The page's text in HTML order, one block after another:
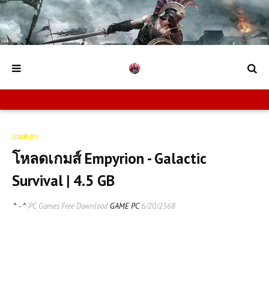
เกมส์เก่า
โหลดเกมส์ Empyrion - Galactic
Survival | 4.5 GB
^ - ^ PC Games Free Download GAME PC6/20/2568